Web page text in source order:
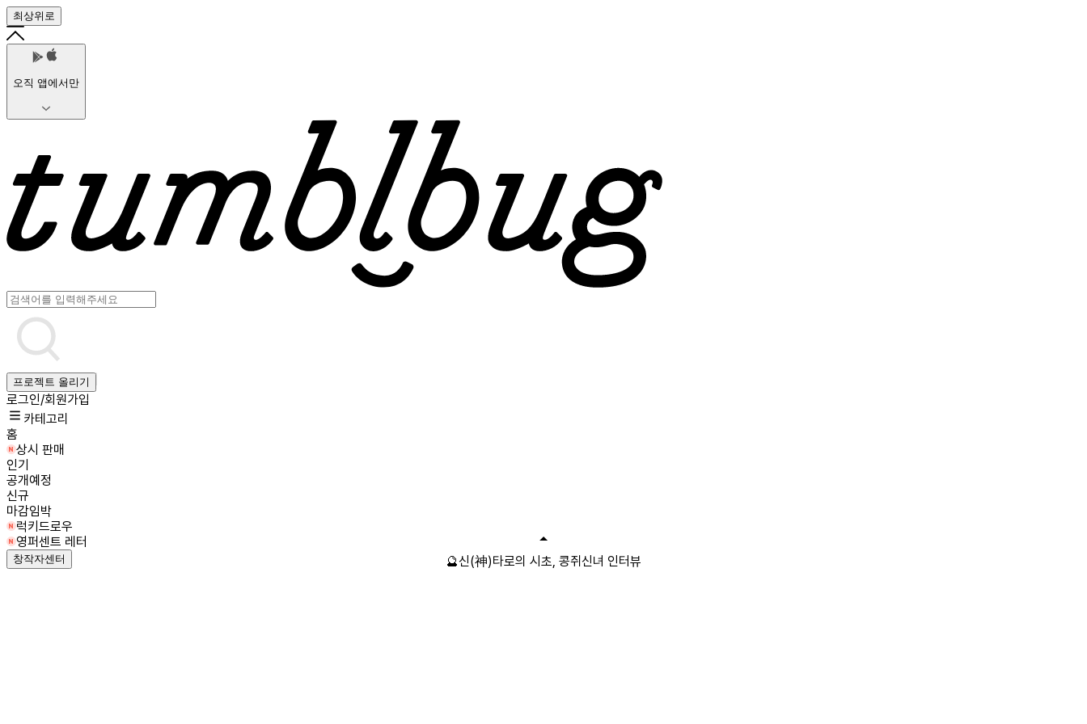
최상위로
오직 앱에서만
프로젝트 올리기
로그인/회원가입
카테고리
홈
상시 판매
인기
공개예정
신규
마감임박
럭키드로우
영퍼센트 레터
창작자센터 🔮신(神)타로의 시초, 콩쥐신녀 인터뷰